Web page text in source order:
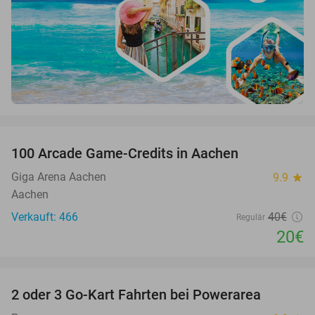
100 Arcade Game-Credits in Aachen
Giga Arena Aachen 9.9 star
Aachen
Verkauft: 466
Regulär 40€
20€
2 oder 3 Go-Kart Fahrten bei Powerarea